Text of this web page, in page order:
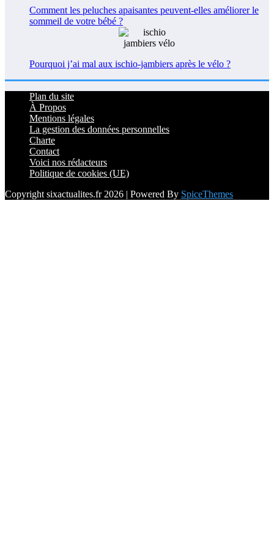
Comment les peluches apaisantes peuvent-elles améliorer le
sommeil de votre bébé ?
Pourquoi j’ai mal aux ischio-jambiers après le vélo ?
Plan du site
À Propos
Mentions légales
La gestion des données personnelles
Charte
Contact
Voici nos rédacteurs
Politique de cookies (UE)
Copyright sixactualites.fr 2026 | Powered By SpiceThemes